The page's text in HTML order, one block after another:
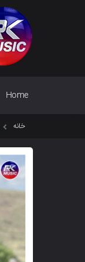
Home
خانه